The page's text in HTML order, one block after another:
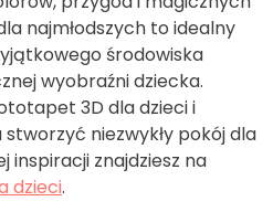
najmłodszych to idealny
środowiska
wyobraźni dziecka.
3D dla dzieci i
stworzyć niezwykły pokój dla
inspiracji znajdziesz na
dzieci.